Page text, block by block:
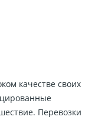
качестве своих
Перевозки